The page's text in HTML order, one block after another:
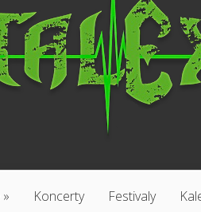
» Koncerty Festivaly